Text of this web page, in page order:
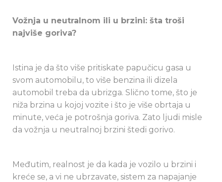
Vožnja u neutralnom ili u brzini: šta troši
najviše goriva?
Istina je da što više pritiskate papučicu gasa u
svom automobilu, to više benzina ili dizela
automobil treba da ubrizga. Slično tome, što je
niža brzina u kojoj vozite i što je više obrtaja u
minute, veća je potrošnja goriva. Zato ljudi misle
da vožnja u neutralnoj brzini štedi gorivo.
Međutim, realnost je da kada je vozilo u brzini i
kreće se, a vi ne ubrzavate, sistem za napajanje